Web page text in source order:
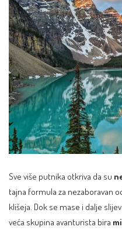
Sve više putnika otkriva da su
tajna formula za nezaboravan
klišeja. Dok se mase i dalje
veća skupina avanturista bira